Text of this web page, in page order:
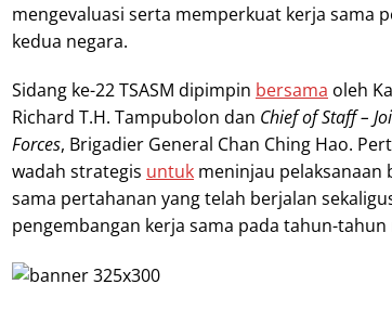
mengevaluasi serta memperkuat kerja sama
kedua negara.
Sidang ke-22 TSASM dipimpin bersama oleh
Richard T.H. Tampubolon dan Chief of Staff –
Forces, Brigadier General Chan Ching Hao.
wadah strategis untuk meninjau pelaksanaan
sama pertahanan yang telah berjalan
pengembangan kerja sama pada tahun-